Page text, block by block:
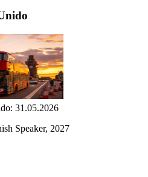
31.05.2026
Speaker, 2027